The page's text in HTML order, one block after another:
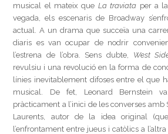
musical el mateix que La traviata per a
vegada, els escenaris de Broadway
actual. A un drama que succeïa una
diaris es van ocupar de nodrir
l’estrena de l’obra. Sens dubte, West
revulsiu i una revolució en la forma de
línies inevitablement difoses entre el que
musical. De fet, Leonard Bernstein
pràcticament a l’inici de les converses
Laurents, autor de la idea original
l’enfrontament entre jueus i catòlics a